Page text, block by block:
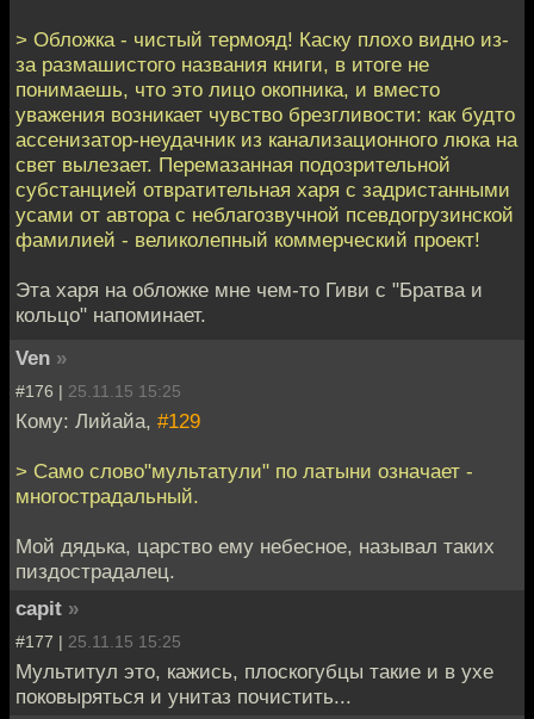
> Обложка - чистый термояд! Каску плохо видно из-
за размашистого названия книги, в итоге не
понимаешь, что это лицо окопника, и вместо
уважения возникает чувство брезгливости: как будто
ассенизатор-неудачник из канализационного люка на
свет вылезает. Перемазанная подозрительной
субстанцией отвратительная харя с задристанными
усами от автора с неблагозвучной псевдогрузинской
фамилией - великолепный коммерческий проект!
Эта харя на обложке мне чем-то Гиви с "Братва и
кольцо" напоминает.
Ven »
#176 | 25.11.15 15:25
Кому: Лийайа, #129
> Само слово"мультатули" по латыни означает -
многострадальный.
Мой дядька, царство ему небесное, называл таких
пиздострадалец.
capit »
#177 | 25.11.15 15:25
Мультитул это, кажись, плоскогубцы такие и в ухе
поковыряться и унитаз почистить...